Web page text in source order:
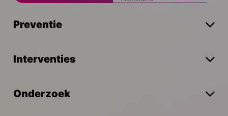
Preventie
Interventies
Onderzoek